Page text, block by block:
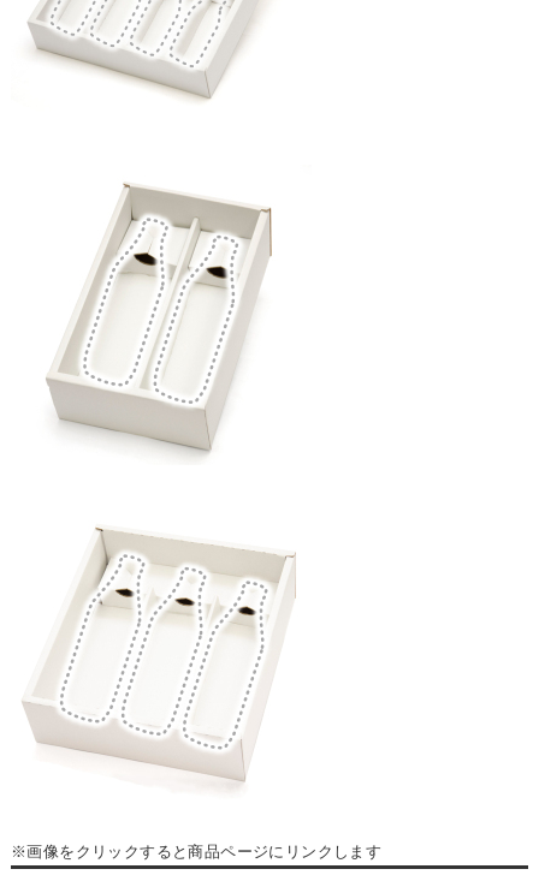
※画像をクリックすると商品ページにリンクします